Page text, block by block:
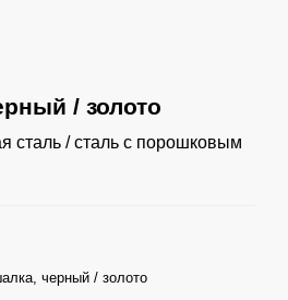
/ золото
сталь / сталь с порошковым
черный / золото